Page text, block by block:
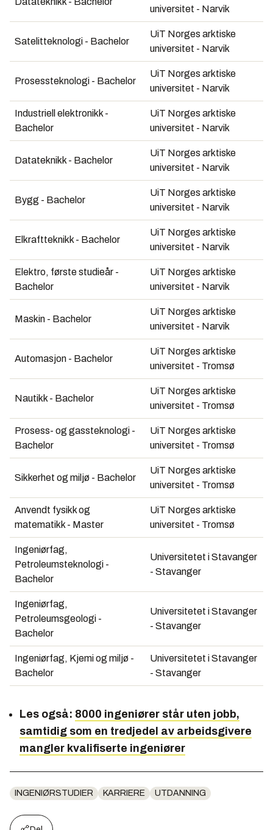
universitet - Narvik
Satelitteknologi - Bachelor
UiT Norges arktiske
universitet - Narvik
Prosessteknologi - Bachelor
UiT Norges arktiske
universitet - Narvik
Industriell elektronikk -
Bachelor
UiT Norges arktiske
universitet - Narvik
Datateknikk - Bachelor
UiT Norges arktiske
universitet - Narvik
Bygg - Bachelor
UiT Norges arktiske
universitet - Narvik
Elkraftteknikk - Bachelor
UiT Norges arktiske
universitet - Narvik
Elektro, første studieår -
Bachelor
UiT Norges arktiske
universitet - Narvik
Maskin - Bachelor
UiT Norges arktiske
universitet - Narvik
Automasjon - Bachelor
UiT Norges arktiske
universitet - Tromsø
Nautikk - Bachelor
UiT Norges arktiske
universitet - Tromsø
Prosess- og gassteknologi -
Bachelor
UiT Norges arktiske
universitet - Tromsø
Sikkerhet og miljø - Bachelor
UiT Norges arktiske
universitet - Tromsø
Anvendt fysikk og
matematikk - Master
UiT Norges arktiske
universitet - Tromsø
Ingeniørfag,
Petroleumsteknologi -
Bachelor
Universitetet i Stavanger
- Stavanger
Ingeniørfag,
Petroleumsgeologi -
Bachelor
Universitetet i Stavanger
- Stavanger
Ingeniørfag, Kjemi og miljø -
Bachelor
Universitetet i Stavanger
- Stavanger
Les også: 8000 ingeniører står uten jobb,
samtidig som en tredjedel av arbeidsgivere
mangler kvalifiserte ingeniører
INGENIØRSTUDIER KARRIERE UTDANNING